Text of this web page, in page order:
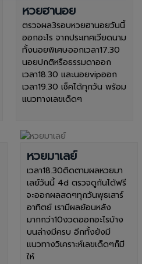
หวยฮานอย
ตรวจผล3รอบหวยฮานอยวันนี้
ออกอะไร จากประเทศเวียดนาม
ทั้งนอยพิเศษออกเวลา17.30
นอยปกติหรือธรรมดาออก
เวลา18.30 และนอยvipออก
เวลา19.30 เช็คได้ทุกวัน พร้อม
แนวทางเลขเด็ดๆ
หวยมาเลย์
เวลา18.30ติดตามผลหวยมา
เลย์วันนี้ 4d ตรวจดูกันได้ฟรี
จะออกผลสดๆทุกวันพุธเสาร์
อาทิตย์ เรามีผลย้อนหลัง
มากกว่า10งวดออกอะไรบ้าง
บนล่างมีครบ อีกทั้งยังมี
แนวทางวิเคราะห์เลขเด็ดๆก็มี
ให้